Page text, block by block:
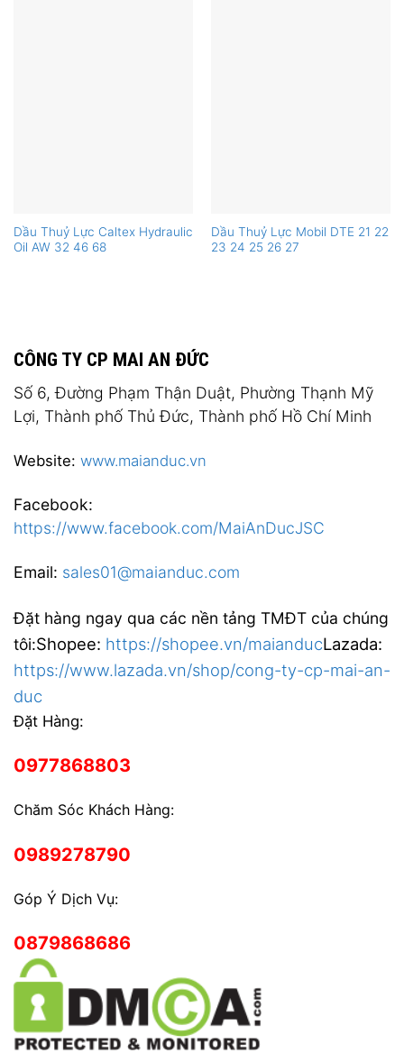
Dầu Thuỷ Lực Caltex Hydraulic
Oil AW 32 46 68
Dầu Thuỷ Lực Mobil DTE 21 22
23 24 25 26 27
CÔNG TY CP MAI AN ĐỨC
Số 6, Đường Phạm Thận Duật, Phường Thạnh Mỹ
Lợi, Thành phố Thủ Đức, Thành phố Hồ Chí Minh
Website: www.maianduc.vn
Facebook:
https://www.facebook.com/MaiAnDucJSC
Email: sales01@maianduc.com
Đặt hàng ngay qua các nền tảng TMĐT của chúng
tôi:Shopee: https://shopee.vn/maianducLazada:
https://www.lazada.vn/shop/cong-ty-cp-mai-an-
duc
Đặt Hàng:
0977868803
Chăm Sóc Khách Hàng:
0989278790
Góp Ý Dịch Vụ:
0879868686